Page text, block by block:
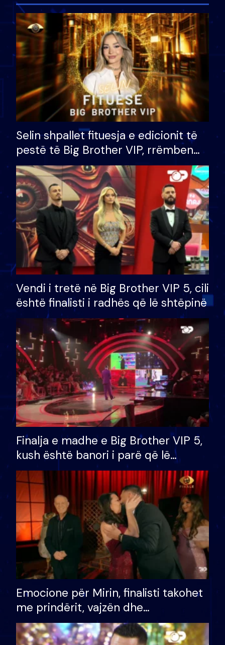
Selin shpallet fituesja e edicionit të
pestë të Big Brother VIP, rrëmben
çmimin e madh prej 100 mijë eurosh
Vendi i tretë në Big Brother VIP 5, cili
është finalisti i radhës që lë shtëpinë
Finalja e madhe e Big Brother VIP 5,
kush është banori i parë që lë
shtëpinë dhe humb mundësinë për
të fituar çmimin e madh
Emocione për Mirin, finalisti takohet
me prindërit, vajzën dhe
bashkëshorten: S’kemi ndonjë letër
divorci apo jo?